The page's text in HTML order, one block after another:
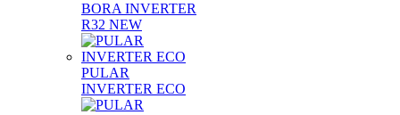
BORA INVERTER
R32 NEW
PULAR
INVERTER ECO